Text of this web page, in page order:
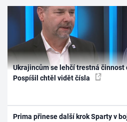
Ukrajincům se lehčí trestná
Pospíšil chtěl vidět čísla
Prima přinese další krok Sparty v